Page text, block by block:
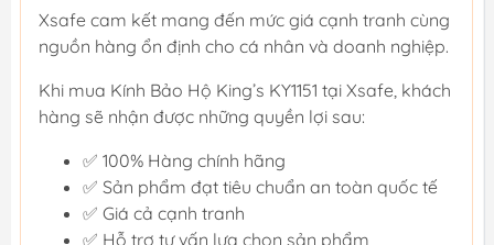
Xsafe cam kết mang đến mức giá cạnh tranh cùng
nguồn hàng ổn định cho cá nhân và doanh nghiệp.
Khi mua Kính Bảo Hộ King’s KY1151 tại Xsafe, khách
hàng sẽ nhận được những quyền lợi sau:
✅ 100% Hàng chính hãng
✅ Sản phẩm đạt tiêu chuẩn an toàn quốc tế
✅ Giá cả cạnh tranh
✅ Hỗ trợ tư vấn lựa chọn sản phẩm